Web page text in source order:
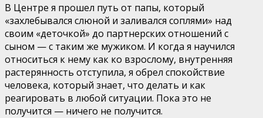
В Центре я прошел путь от папы, который
«захлебывался слюной и заливался соплями» над
своим «деточкой» до партнерских отношений с
сыном — с таким же мужиком. И когда я научился
относиться к нему как ко взрослому, внутренняя
растерянность отступила, я обрел спокойствие
человека, который знает, что делать и как
реагировать в любой ситуации. Пока это не
получится — ничего не получится.